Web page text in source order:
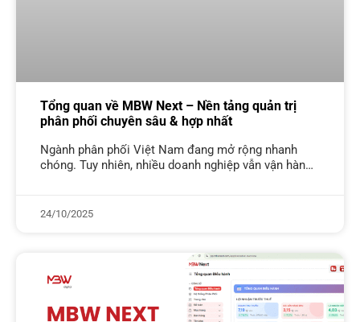
Tổng quan về MBW Next – Nền tảng quản trị
phân phối chuyên sâu & hợp nhất
Ngành phân phối Việt Nam đang mở rộng nhanh
chóng. Tuy nhiên, nhiều doanh nghiệp vẫn vận hành
24/10/2025